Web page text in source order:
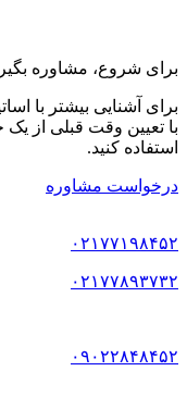
برای شروع، مشاوره
برای آشنایی بیشتر با
با تعیین وقت قبلی از
استفاده کنید.
درخواست مشاوره
۰۲۱۷۷۱۹۸۴۵۲
۰۲۱۷۷۸۹۳۷۳۲
۰۹۰۲۲۸۴۸۴۵۲